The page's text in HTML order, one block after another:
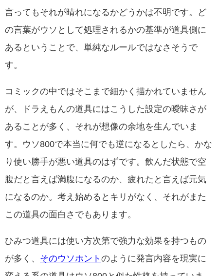
言ってもそれが晴れになるかどうかは不明です。ど
の言葉がウソとして処理されるかの基準が道具側に
あるということで、単純なルールではなさそうで
す。
コミックの中ではそこまで細かく描かれていません
が、ドラえもんの道具にはこうした設定の曖昧さが
あることが多く、それが想像の余地を生んでいま
す。ウソ800で本当に何でも逆になるとしたら、かな
り使い勝手が悪い道具のはずです。飲んだ状態で空
腹だと言えば満腹になるのか、疲れたと言えば元気
になるのか。考え始めるとキリがなく、それがまた
この道具の面白さでもあります。
ひみつ道具には使い方次第で強力な効果を持つもの
が多く、 そのウソホント のように発言内容を現実に